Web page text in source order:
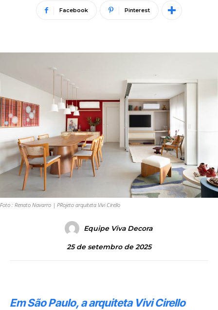
Facebook Pinterest
Foto : Renato Navarro | PRojeto arquiteta Vivi Cirello
Equipe Viva Decora
25 de setembro de 2025
Em São Paulo, a arquiteta Vivi Cirello